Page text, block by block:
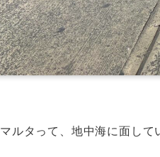
マルタって、地中海に面し